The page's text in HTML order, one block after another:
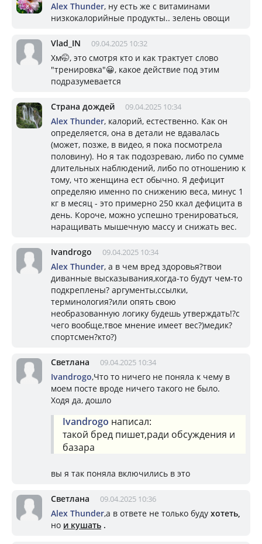
Alex Thunder, ну есть же с витаминами
низкокалорийные продукты.. зелень овощи
Vlad_IN 09.04.2025 10:32
Хм🤭, это смотря кто и как трактует слово
"тренировка"😀, какое действие под этим
подразумевается
Страна дождей 09.04.2025 10:34
Alex Thunder, калорий, естественно. Как он
определяется, она в детали не вдавалась
(может, позже, в видео, я пока посмотрела
половину). Но я так подозреваю, либо по сумме
длительных наблюдений, либо по отношению к
тому, что женщина ест обычно. Я дефицит
определяю именно по снижению веса, минус 1
кг в месяц - это примерно 250 ккал дефицита в
день. Короче, можно успешно тренироваться,
наращивать мышечную массу и снижать вес.
Ivandrogo 09.04.2025 10:34
Alex Thunder, а в чем вред здоровья?твои
диванные высказывания,когда-то будут чем-то
подкреплены? аргументы,ссылки,
терминология?или опять свою
необразованную логику будешь утверждать!?с
чего вообще,твое мнение имеет вес?)медик?
спортсмен?кто?)
Светлана 09.04.2025 10:34
Ivandrogo,Что то ничего не поняла к чему в
моем посте вроде ничего такого не было.
Ходя да, дошло
Ivandrogo написал:
такой бред пишет,ради обсуждения и
базара
вы я так поняла включились в это
Светлана 09.04.2025 10:36
Alex Thunder,а в ответе не только буду хотеть,
но и кушать .